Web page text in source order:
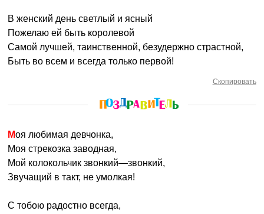
В женский день светлый и ясный
Пожелаю ей быть королевой
Самой лучшей, таинственной, безудержно страстной,
Быть во всем и всегда только первой!
Скопировать
Моя любимая девчонка,
Моя стрекозка заводная,
Мой колокольчик звонкий—звонкий,
Звучащий в такт, не умолкая!
С тобою радостно всегда,